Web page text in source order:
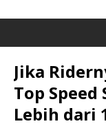
Jika
Top Speed
Lebih dari